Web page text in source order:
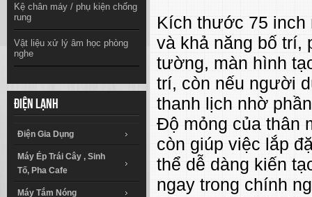
Kệ chân máy / phụ kiện chống
rung
Vật liệu xử lý âm học phòng
nghe
Điện lạnh
Điện Gia Dụng
Máy Ép Trái Cây , Sinh
Tố, Pha Cafe
Máy Tắm Nóng
Kích thước 75 inch
và khả năng bố trí,
tường, màn hình
trí, còn nếu người
thanh lịch nhờ
Độ mỏng của thân
còn giúp việc lắp
thể dễ dàng kiến
ngay trong chính